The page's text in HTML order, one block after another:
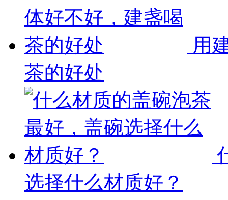
用
茶的好处
选择什么材质好？